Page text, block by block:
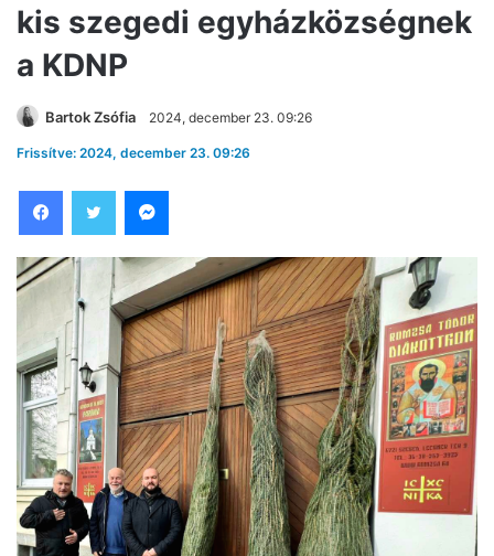
kis szegedi egyházközségnek
a KDNP
Bartok Zsófia 2024, december 23. 09:26
Frissítve: 2024, december 23. 09:26